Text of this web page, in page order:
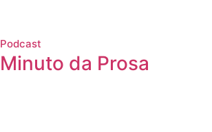
Podcast
Minuto da Prosa